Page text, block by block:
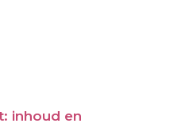
inhoud en